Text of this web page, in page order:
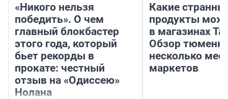
«Никого нельзя
победить». О чем
главный блокбастер
этого года, который
бьет рекорды в
прокате: честный
отзыв на «Одиссею»
Нолана
Какие
продукты
в магазинах
Обзор
несколько
маркетов